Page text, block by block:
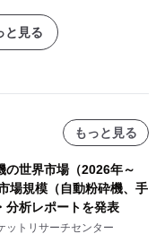
と見る
もっと見る
の世界市場（2026年～
場規模（自動粉砕機、手
分析レポートを発表
ットリサーチセンター